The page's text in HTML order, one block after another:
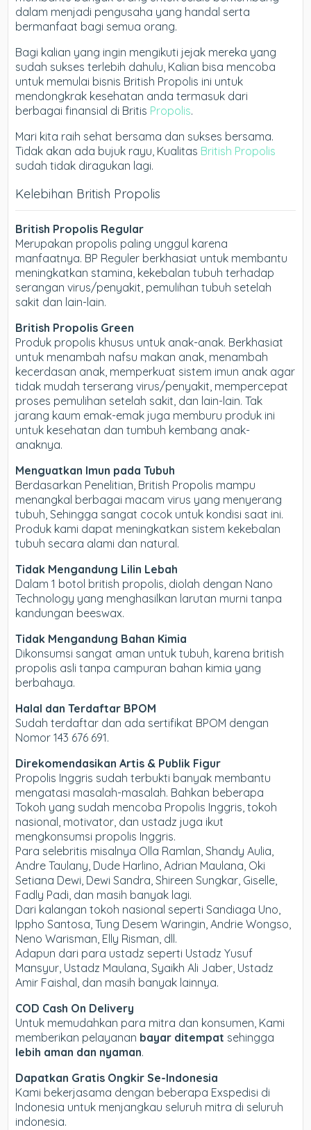
dalam menjadi pengusaha yang handal serta
bermanfaat bagi semua orang.
Bagi kalian yang ingin mengikuti jejak mereka yang
sudah sukses terlebih dahulu, Kalian bisa mencoba
untuk memulai bisnis British Propolis ini untuk
mendongkrak kesehatan anda termasuk dari
berbagai finansial di Britis Propolis.
Mari kita raih sehat bersama dan sukses bersama.
Tidak akan ada bujuk rayu, Kualitas British Propolis
sudah tidak diragukan lagi.
Kelebihan British Propolis
British Propolis Regular
Merupakan propolis paling unggul karena
manfaatnya. BP Reguler berkhasiat untuk membantu
meningkatkan stamina, kekebalan tubuh terhadap
serangan virus/penyakit, pemulihan tubuh setelah
sakit dan lain-lain.
British Propolis Green
Produk propolis khusus untuk anak-anak. Berkhasiat
untuk menambah nafsu makan anak, menambah
kecerdasan anak, memperkuat sistem imun anak agar
tidak mudah terserang virus/penyakit, mempercepat
proses pemulihan setelah sakit, dan lain-lain. Tak
jarang kaum emak-emak juga memburu produk ini
untuk kesehatan dan tumbuh kembang anak-
anaknya.
Menguatkan Imun pada Tubuh
Berdasarkan Penelitian, British Propolis mampu
menangkal berbagai macam virus yang menyerang
tubuh, Sehingga sangat cocok untuk kondisi saat ini.
Produk kami dapat meningkatkan sistem kekebalan
tubuh secara alami dan natural.
Tidak Mengandung Lilin Lebah
Dalam 1 botol british propolis, diolah dengan Nano
Technology yang menghasilkan larutan murni tanpa
kandungan beeswax.
Tidak Mengandung Bahan Kimia
Dikonsumsi sangat aman untuk tubuh, karena british
propolis asli tanpa campuran bahan kimia yang
berbahaya.
Halal dan Terdaftar BPOM
Sudah terdaftar dan ada sertifikat BPOM dengan
Nomor 143 676 691.
Direkomendasikan Artis & Publik Figur
Propolis Inggris sudah terbukti banyak membantu
mengatasi masalah-masalah. Bahkan beberapa
Tokoh yang sudah mencoba Propolis Inggris, tokoh
nasional, motivator, dan ustadz juga ikut
mengkonsumsi propolis Inggris.
Para selebritis misalnya Olla Ramlan, Shandy Aulia,
Andre Taulany, Dude Harlino, Adrian Maulana, Oki
Setiana Dewi, Dewi Sandra, Shireen Sungkar, Giselle,
Fadly Padi, dan masih banyak lagi.
Dari kalangan tokoh nasional seperti Sandiaga Uno,
Ippho Santosa, Tung Desem Waringin, Andrie Wongso,
Neno Warisman, Elly Risman, dll.
Adapun dari para ustadz seperti Ustadz Yusuf
Mansyur, Ustadz Maulana, Syaikh Ali Jaber, Ustadz
Amir Faishal, dan masih banyak lainnya.
COD Cash On Delivery
Untuk memudahkan para mitra dan konsumen, Kami
memberikan pelayanan bayar ditempat sehingga
lebih aman dan nyaman.
Dapatkan Gratis Ongkir Se-Indonesia
Kami bekerjasama dengan beberapa Exspedisi di
Indonesia untuk menjangkau seluruh mitra di seluruh
indonesia.